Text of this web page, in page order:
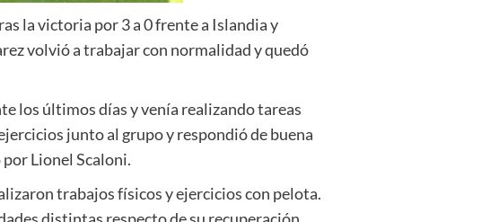
la victoria por 3 a 0 frente a Islandia y
volvió a trabajar con normalidad y quedó
los últimos días y venía realizando tareas
junto al grupo y respondió de buena
Lionel Scaloni.
trabajos físicos y ejercicios con pelota.